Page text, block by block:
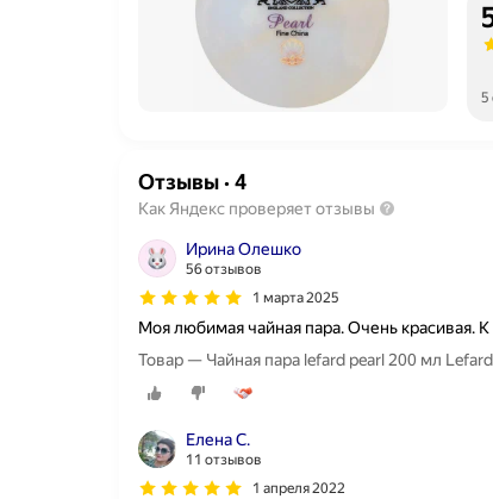
5
Отзывы· 4
Как Яндекс проверяет отзывы
Ирина Олешко
56 отзывов
1 марта 2025
Моя любимая чайная пара. Очень красивая. К
Товар — Чайная пара lefard pearl 200 мл
Елена С.
11 отзывов
1 апреля 2022